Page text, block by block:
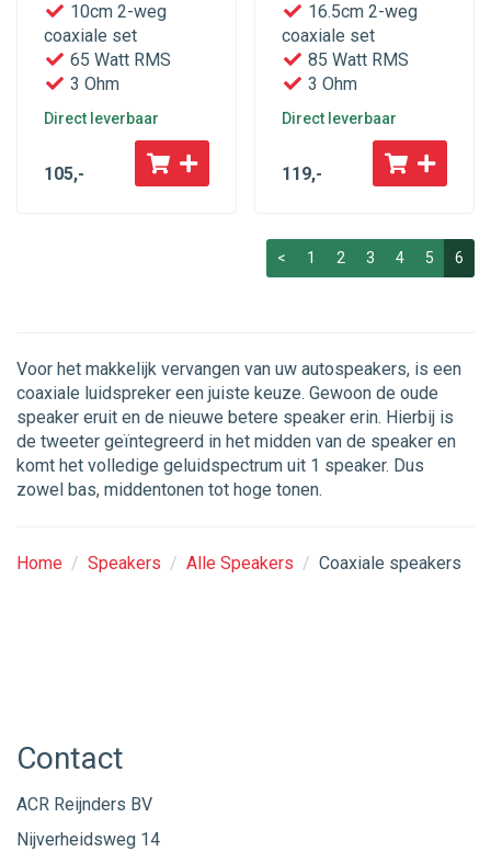
10cm 2-weg
coaxiale set
65 Watt RMS
3 Ohm
Direct leverbaar
105,-
16.5cm 2-weg
coaxiale set
85 Watt RMS
3 Ohm
Direct leverbaar
119,-
< 1 2 3 4 5 6
Voor het makkelijk vervangen van uw autospeakers, is een
coaxiale luidspreker een juiste keuze. Gewoon de oude
speaker eruit en de nieuwe betere speaker erin. Hierbij is
de tweeter geïntegreerd in het midden van de speaker en
komt het volledige geluidspectrum uit 1 speaker. Dus
zowel bas, middentonen tot hoge tonen.
Home / Speakers / Alle Speakers / Coaxiale speakers
Contact
ACR Reijnders BV
Nijverheidsweg 14